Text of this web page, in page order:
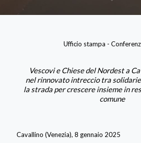
Ufficio stampa -
Vescovi e Chiese del Nordest a
nel rinnovato intreccio tra
la strada per crescere insieme in
comune
Cavallino (Venezia), 8 gennaio 2025